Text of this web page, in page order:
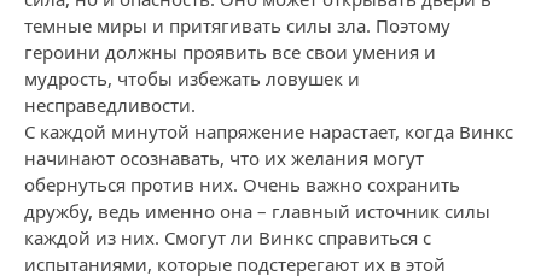
темные миры и притягивать силы зла. Поэтому
героини должны проявить все свои умения и
мудрость, чтобы избежать ловушек и
несправедливости.
С каждой минутой напряжение нарастает, когда Винкс
начинают осознавать, что их желания могут
обернуться против них. Очень важно сохранить
дружбу, ведь именно она – главный источник силы
каждой из них. Смогут ли Винкс справиться с
испытаниями, которые подстерегают их в этой